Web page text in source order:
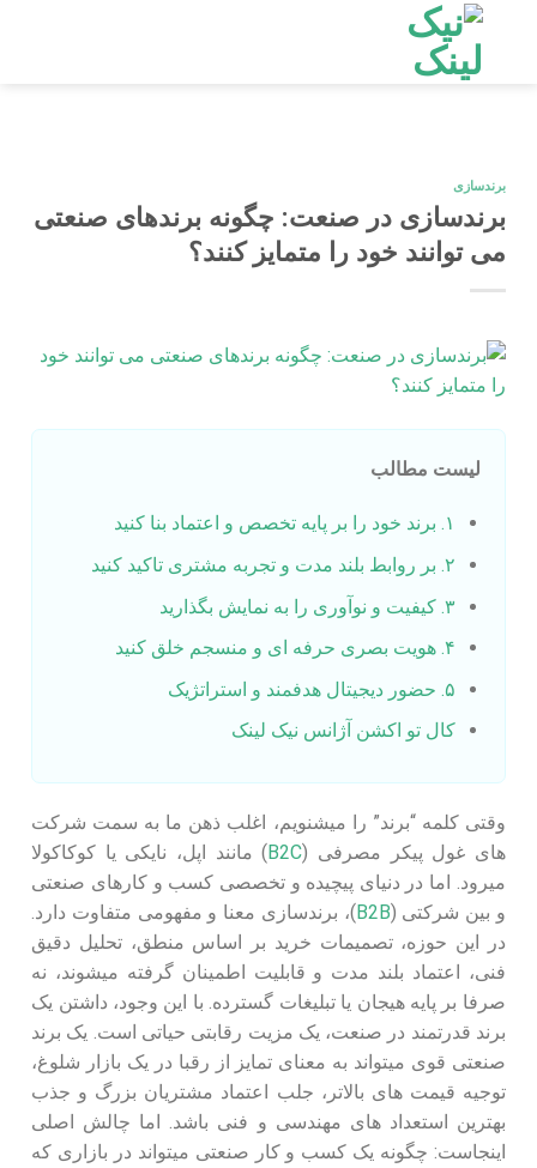
content
برندسازی
برندسازی در صنعت: چگونه برندهای صنعتی
می‌ توانند خود را متمایز کنند؟
لیست مطالب
۱. برند خود را بر پایه تخصص و اعتماد بنا کنید
۲. بر روابط بلند مدت و تجربه مشتری تاکید کنید
۳. کیفیت و نوآوری را به نمایش بگذارید
۴. هویت بصری حرفه ‌ای و منسجم خلق کنید
۵. حضور دیجیتال هدفمند و استراتژیک
کال تو اکشن آژانس نیک لینک
وقتی کلمه “برند” را میشنویم، اغلب ذهن ما به سمت شرکت‌
های غول‌ پیکر مصرفی (B2C ) مانند اپل، نایکی یا کوکاکولا
میرود. اما در دنیای پیچیده و تخصصی کسب‌ و کارهای صنعتی
و بین‌ شرکتی (B2B )، برندسازی معنا و مفهومی متفاوت دارد.
در این حوزه، تصمیمات خرید بر اساس منطق، تحلیل دقیق
فنی، اعتماد بلند مدت و قابلیت اطمینان گرفته میشوند، نه
صرفا بر پایه هیجان یا تبلیغات گسترده. با این وجود، داشتن یک
برند قدرتمند در صنعت، یک مزیت رقابتی حیاتی است. یک برند
صنعتی قوی میتواند به معنای تمایز از رقبا در یک بازار شلوغ،
توجیه قیمت‌ های بالاتر، جلب اعتماد مشتریان بزرگ و جذب
بهترین استعداد های مهندسی و فنی باشد. اما چالش اصلی
اینجاست: چگونه یک کسب‌ و کار صنعتی میتواند در بازاری که